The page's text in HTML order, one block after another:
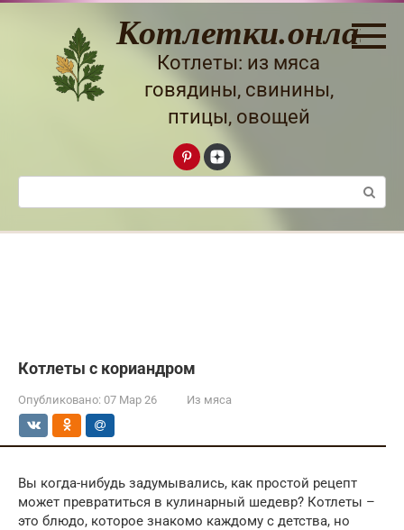
Перейти
Котлетки.онлайн
Котлеты: из мяса
говядины, свинины,
птицы, овощей
Поиск:
Котлеты с кориандром
Опубликовано: 07 Мар 26 Из мяса
Вы когда-нибудь задумывались, как простой рецепт
может превратиться в кулинарный шедевр? Котлеты –
это блюдо, которое знакомо каждому с детства, но